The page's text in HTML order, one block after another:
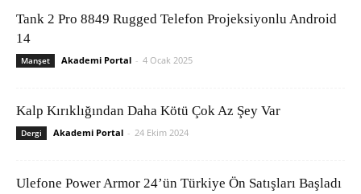
Tank 2 Pro 8849 Rugged Telefon Projeksiyonlu Android
14
Manşet Akademi Portal - 4 Ocak 2025
Kalp Kırıklığından Daha Kötü Çok Az Şey Var
Dergi Akademi Portal - 24 Ekim 2024
Ulefone Power Armor 24’ün Türkiye Ön Satışları Başladı